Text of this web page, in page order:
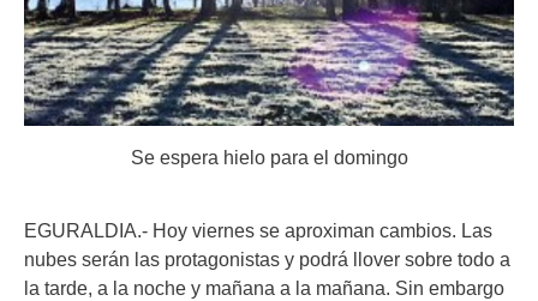
Se espera hielo para el domingo
EGURALDIA.- Hoy viernes se aproximan cambios. Las
nubes serán las protagonistas y podrá llover sobre todo a
la tarde, a la noche y mañana a la mañana. Sin embargo